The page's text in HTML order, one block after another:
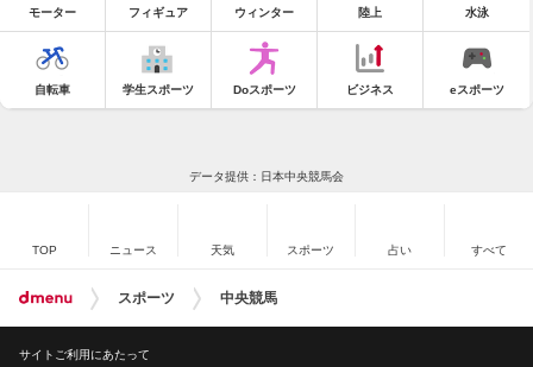
モーター フィギュア ウィンター 陸上 水泳
自転車 学生スポーツ Doスポーツ ビジネス eスポーツ
データ提供：日本中央競馬会
TOP ニュース 天気 スポーツ 占い すべて
スポーツ 中央競馬
サイトご利用にあたって